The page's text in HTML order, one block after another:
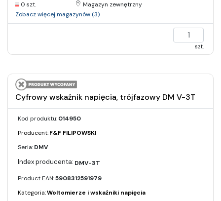
0 szt.
Magazyn zewnętrzny
Zobacz więcej magazynów (3)
szt.
Cyfrowy wskaźnik napięcia, trójfazowy DM V-3T
Kod produktu:014950
Producent:F&F FILIPOWSKI
Seria:DMV
DMV-3T
Product EAN:5908312591979
Kategoria:Woltomierze i wskaźniki napięcia